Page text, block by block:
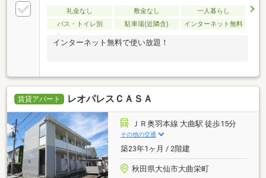
礼金なし 敷金なし
一人暮らし
バス・トイレ別
駐車場(近隣含) インターネット無料
インターネット無料で使い放題！
賃貸アパート レオパレスＣＡＳＡ
ＪＲ奥羽本線 大曲駅 徒歩15分
その他の交通
築23年1ヶ月 / 2階建
秋田県大仙市大曲栄町